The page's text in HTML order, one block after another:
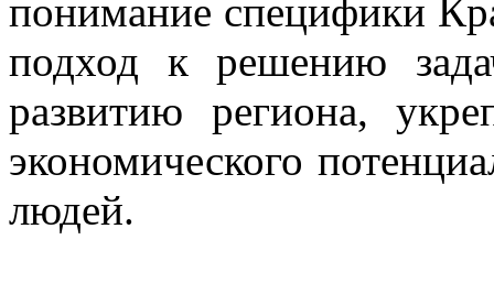
понимание специфики
подход к решению
развитию региона,
экономического
людей.